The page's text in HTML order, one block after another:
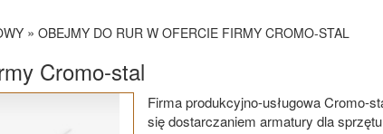
» OBEJMY DO RUR W OFERCIE FIRMY CROMO-STAL
Cromo-stal
Firma produkcyjno-usługowa Cromo-
się dostarczaniem armatury dla